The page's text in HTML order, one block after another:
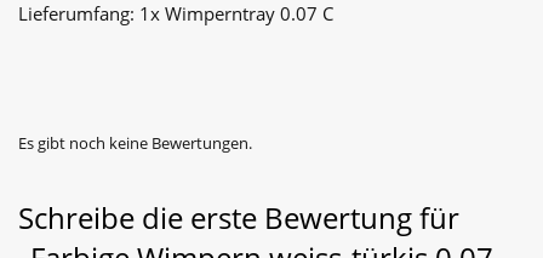
Lieferumfang: 1x Wimperntray 0.07 C
Es gibt noch keine Bewertungen.
Schreibe die erste Bewertung für